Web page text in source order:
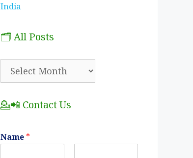
India
🗂️ All Posts
💁📲 Contact Us
Name *